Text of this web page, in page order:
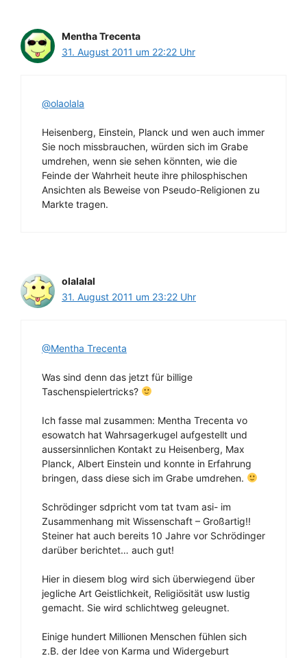
Mentha Trecenta
31. August 2011 um 22:22 Uhr
@olaolala
Heisenberg, Einstein, Planck und wen auch immer
Sie noch missbrauchen, würden sich im Grabe
umdrehen, wenn sie sehen könnten, wie die
Feinde der Wahrheit heute ihre philosphischen
Ansichten als Beweise von Pseudo-Religionen zu
Markte tragen.
olalalal
31. August 2011 um 23:22 Uhr
@Mentha Trecenta
Was sind denn das jetzt für billige
Taschenspielertricks?
Ich fasse mal zusammen: Mentha Trecenta vo
esowatch hat Wahrsagerkugel aufgestellt und
aussersinnlichen Kontakt zu Heisenberg, Max
Planck, Albert Einstein und konnte in Erfahrung
bringen, dass diese sich im Grabe umdrehen.
Schrödinger sdpricht vom tat tvam asi- im
Zusammenhang mit Wissenschaft – Großartig!!
Steiner hat auch bereits 10 Jahre vor Schrödinger
darüber berichtet… auch gut!
Hier in diesem blog wird sich überwiegend über
jegliche Art Geistlichkeit, Religiösität usw lustig
gemacht. Sie wird schlichtweg geleugnet.
Einige hundert Millionen Menschen fühlen sich
z.B. der Idee von Karma und Widergeburt